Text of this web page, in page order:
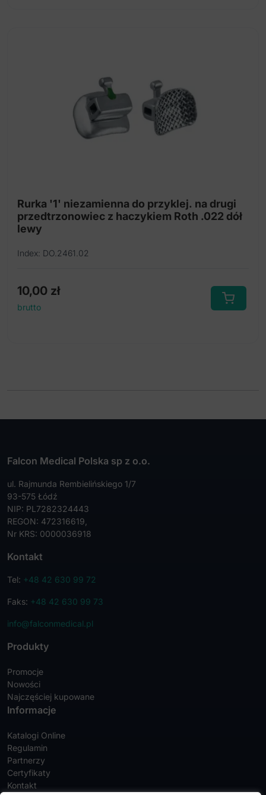
Rurka '1' niezamienna do przyklej. na drugi
przedtrzonowiec z haczykiem Roth .022 dół
lewy
Index: DO.2461.02
10,00 zł
brutto
Falcon Medical Polska sp z o.o.
ul. Rajmunda Rembielińskiego 1/7
93-575 Łódź
NIP: PL7282324443
REGON: 472316619,
Nr KRS: 0000036918
Kontakt
Tel: +48 42 630 99 72
Faks: +48 42 630 99 73
info@falconmedical.pl
Produkty
Promocje
Nowości
Najczęściej kupowane
Informacje
Katalogi Online
Regulamin
Partnerzy
Certyfikaty
Kontakt